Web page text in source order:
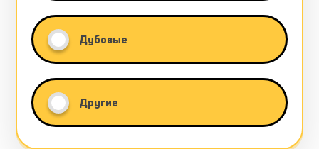
Дубовые
Другие